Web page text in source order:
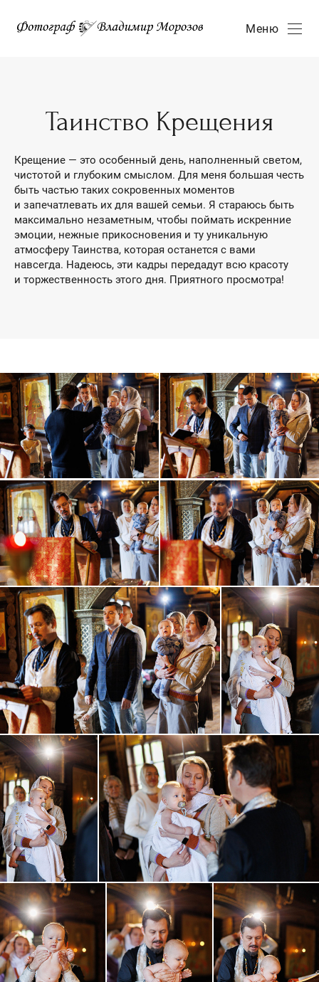
Меню
Таинство Крещения
Крещение — это особенный день, наполненный светом,
чистотой и глубоким смыслом. Для меня большая честь
быть частью таких сокровенных моментов
и запечатлевать их для вашей семьи. Я стараюсь быть
максимально незаметным, чтобы поймать искренние
эмоции, нежные прикосновения и ту уникальную
атмосферу Таинства, которая останется с вами
навсегда. Надеюсь, эти кадры передадут всю красоту
и торжественность этого дня. Приятного просмотра!